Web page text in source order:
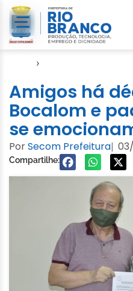
›
Amigos há
Bocalom e
se
PorSecom Prefeitura|
Compartilhe: